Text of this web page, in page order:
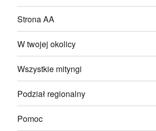
Użyj tego formularza aby
zmianach w powyższym mityngu.
Strona AA
W twojej okolicy
Wszystkie mityngi
Podział regionalny
Pomoc